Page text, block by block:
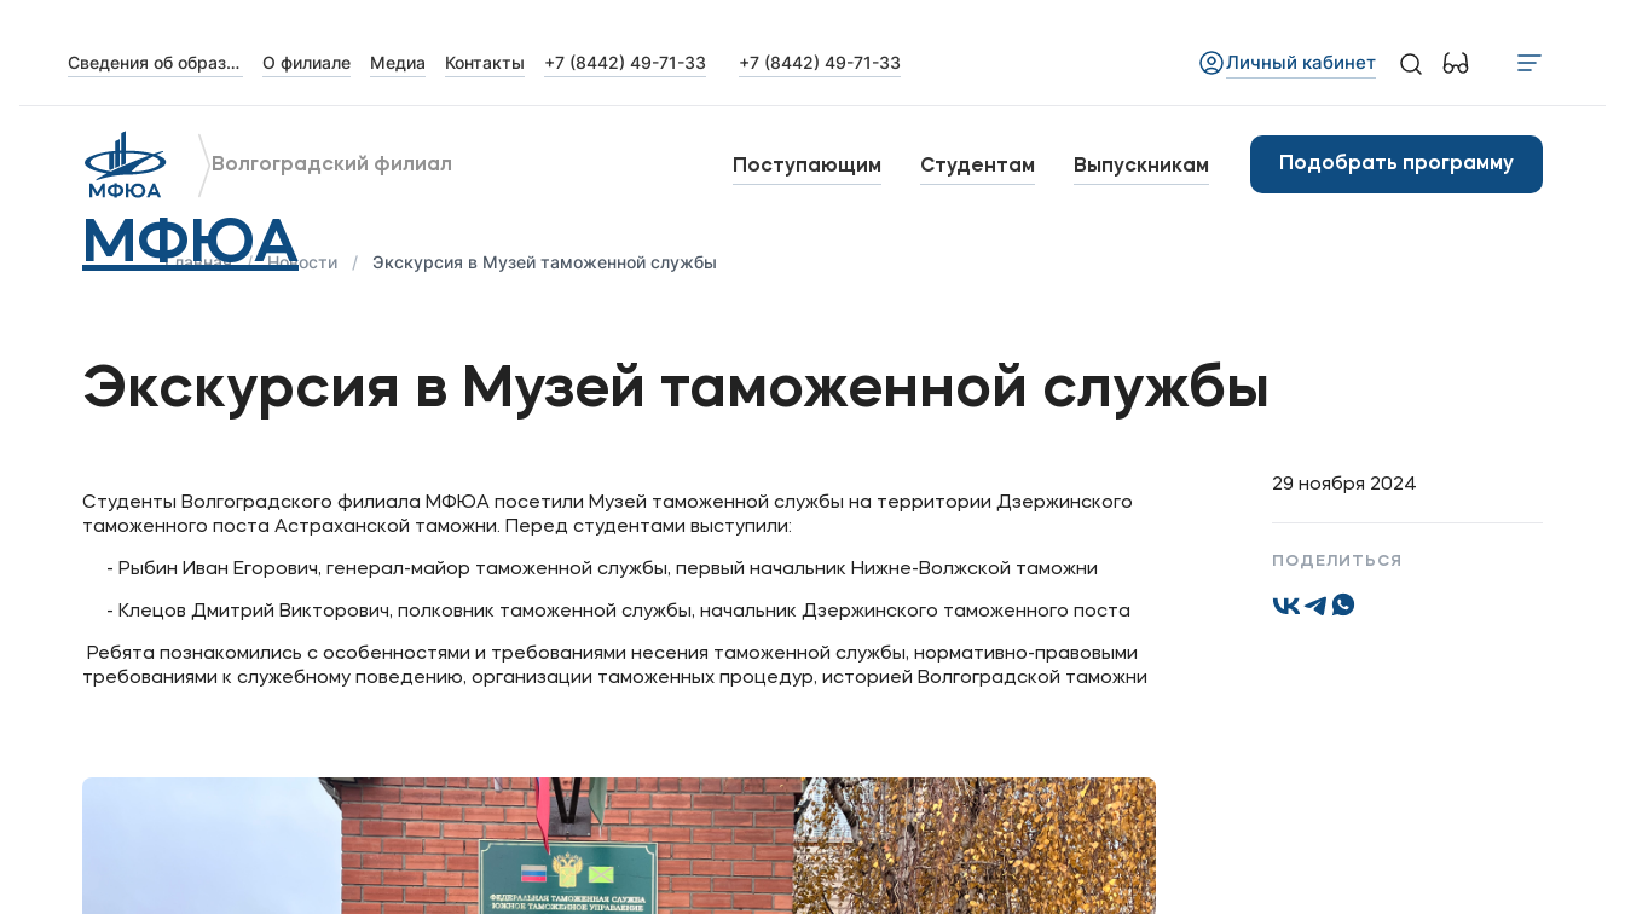
Сведения об образовательной организации О филиале Медиа Контакты +7 (8442) 49-71-33 +7 (8442) 49-71-33 Личный кабинет
МФЮА
Волгоградский филиал Поступающим Студентам Выпускникам Подобрать программу
Лицензии и документы
Сведения об образовательной организации
Абитуриенту
Абитуриентам
Студентам
Высшее образование Карьера
Приемная комиссия Полезное Мы в соцсетях
Главная Новости Экскурсия в Музей таможенной службы
Экскурсия в Музей таможенной службы
29 ноября 2024
ПОДЕЛИТЬСЯ
Студенты Волгоградского филиала МФЮА посетили Музей таможенной службы на территории Дзержинского
таможенного поста Астраханской таможни. Перед студентами выступили:
- Рыбин Иван Егорович, генерал-майор таможенной службы, первый начальник Нижне-Волжской таможни
- Клецов Дмитрий Викторович, полковник таможенной службы, начальник Дзержинского таможенного поста​
Ребята познакомились с особенностями и требованиями несения таможенной службы, нормативно-правовыми
требованиями к служебному поведению, организации таможенных процедур, историей Волгоградской таможни